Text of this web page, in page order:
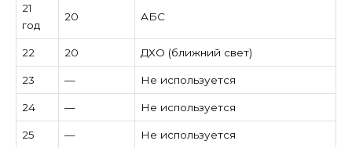
21
год
20 АБС
22 20 ДХО (ближний свет)
23 — Не используется
24 — Не используется
25 — Не используется